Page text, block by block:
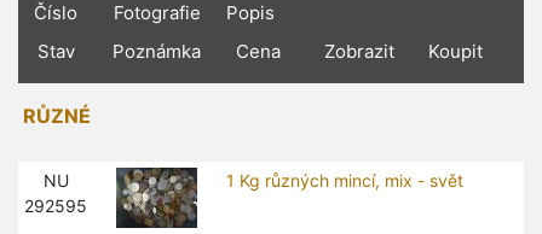
Číslo Fotografie
Popis
Stav
Poznámka Cena Zobrazit Koupit
RŮZNÉ
NU
292595
1 Kg různých mincí, mix - svět